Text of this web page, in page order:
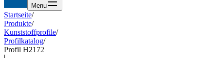
Menu
Startseite/
Produkte/
Kunststoffprofile/
Profilkatalog/
Profil H2172